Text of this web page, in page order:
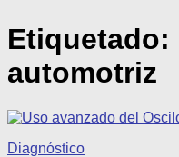
Etiquetado:
automotriz
Diagnóstico